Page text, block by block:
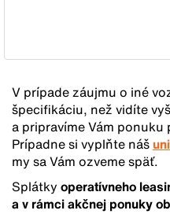
V prípade záujmu o iné
špecifikáciu, než vidíte
a pripravíme Vám
Prípadne si vyplňte náš
my sa Vám ozveme späť.
Splátky operatívneho
a v rámci akčnej ponuky